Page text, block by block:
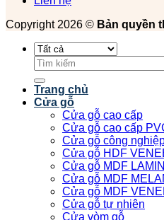
Copyright 2026 © Bản quyền
Tìm
kiếm:
Trang chủ
Cửa gỗ
Cửa gỗ cao cấp
Cửa gỗ cao cấp
Cửa gỗ công
Cửa gỗ HDF
Cửa gỗ MDF
Cửa gỗ MDF
Cửa gỗ MDF
Cửa gỗ tự nhiên
Cửa vòm gỗ